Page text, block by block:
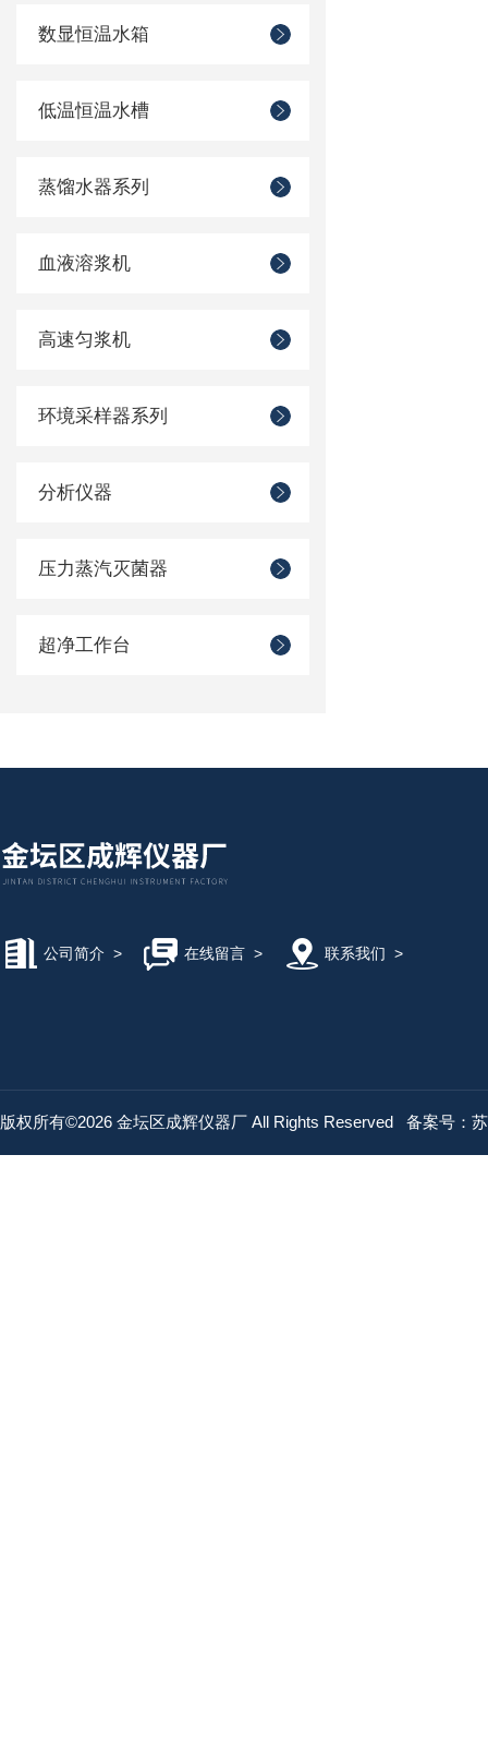
数显恒温水箱
低温恒温水槽
蒸馏水器系列
血液溶浆机
高速匀浆机
环境采样器系列
分析仪器
压力蒸汽灭菌器
超净工作台
公司简介 > 在线留言> 联系我们 >
版权所有©2026 金坛区成辉仪器厂 All Rights Reserved 备案号：